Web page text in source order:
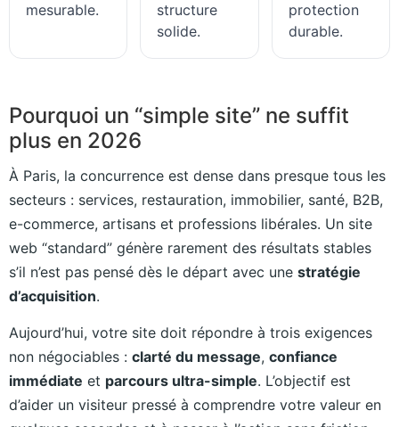
mesurable.
structure
solide.
protection
durable.
Pourquoi un “simple site” ne suffit
plus en 2026
À Paris, la concurrence est dense dans presque tous les
secteurs : services, restauration, immobilier, santé, B2B,
e-commerce, artisans et professions libérales. Un site
web “standard” génère rarement des résultats stables
s’il n’est pas pensé dès le départ avec une stratégie
d’acquisition.
Aujourd’hui, votre site doit répondre à trois exigences
non négociables : clarté du message, confiance
immédiate et parcours ultra-simple. L’objectif est
d’aider un visiteur pressé à comprendre votre valeur en